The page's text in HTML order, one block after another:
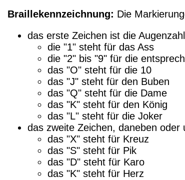
Braillekennzeichnung: Die
das erste Zeichen ist die
die "1" steht für das Ass
die "2" bis "9" für die
das "O" steht für die 10
das "J" steht für den Buben
das "Q" steht für die Dame
das "K" steht für den König
das "L" steht für die Joker
das zweite Zeichen, daneben
das "X" steht für Kreuz
das "S" steht für Pik
das "D" steht für Karo
das "K" steht für Herz